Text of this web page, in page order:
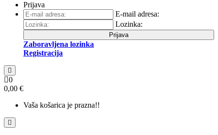
Prijava
E-mail adresa:
Lozinka:
Prijava
Zaboravljena lozinka
Registracija
0
0,00 €
Vaša košarica je prazna!!